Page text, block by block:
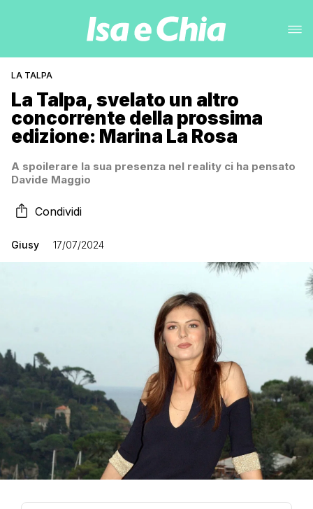
LA TALPA
La Talpa, svelato un altro
concorrente della prossima
edizione: Marina La Rosa
A spoilerare la sua presenza nel reality ci ha pensato
Davide Maggio
Condividi
Giusy 17/07/2024